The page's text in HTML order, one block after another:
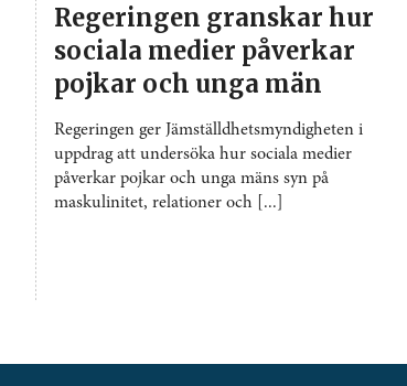
Regeringen granskar hur
sociala medier påverkar
pojkar och unga män
Regeringen ger Jämställdhetsmyndigheten i
uppdrag att undersöka hur sociala medier
påverkar pojkar och unga mäns syn på
maskulinitet, relationer och [...]